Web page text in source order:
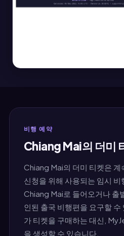
비행 예약
Chiang Mai의 더미
Chiang Mai의 더미 티켓은 계
신청을 위해 사용되는 임시 비
Chiang Mai로 들어오거나 출
인된 출국 비행편을 요구할
가 티켓을 구매하는 대신,
을 생성할 수 있습니다.